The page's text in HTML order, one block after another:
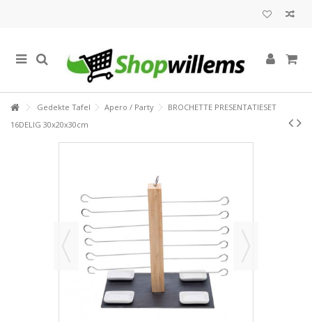
Gedekte Tafel Apero / Party
BROCHETTE PRESENTATIESET
16DELIG 30x20x30cm